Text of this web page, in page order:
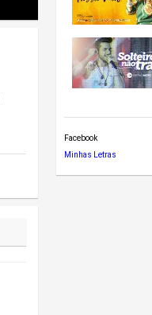
Facebook
Minhas Letras